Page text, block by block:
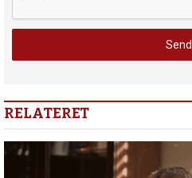
RELATERET